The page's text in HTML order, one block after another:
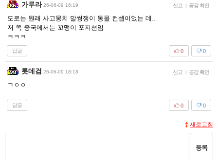
가루라 26-06-09 16:19 신고 | 공감 확인
도로는 원래 사고뭉치 말썽쟁이 동물 컨셉이었는 데..
저 쪽 중국에서는 꼬맹이 포지션임
ㅋㅋㅋ
답글 0
0
롯데검 26-06-09 18:18 신고 | 공감 확인
ㄱㅇㅇ
답글 0
0
새로고침
등록